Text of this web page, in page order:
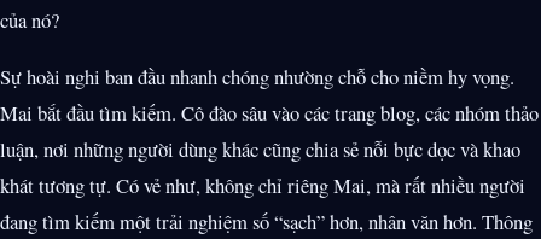
của nó?
Sự hoài nghi ban đầu nhanh chóng nhường chỗ cho niềm hy vọng.
Mai bắt đầu tìm kiếm. Cô đào sâu vào các trang blog, các nhóm thảo
luận, nơi những người dùng khác cũng chia sẻ nỗi bực dọc và khao
khát tương tự. Có vẻ như, không chỉ riêng Mai, mà rất nhiều người
đang tìm kiếm một trải nghiệm số “sạch” hơn, nhân văn hơn. Thông